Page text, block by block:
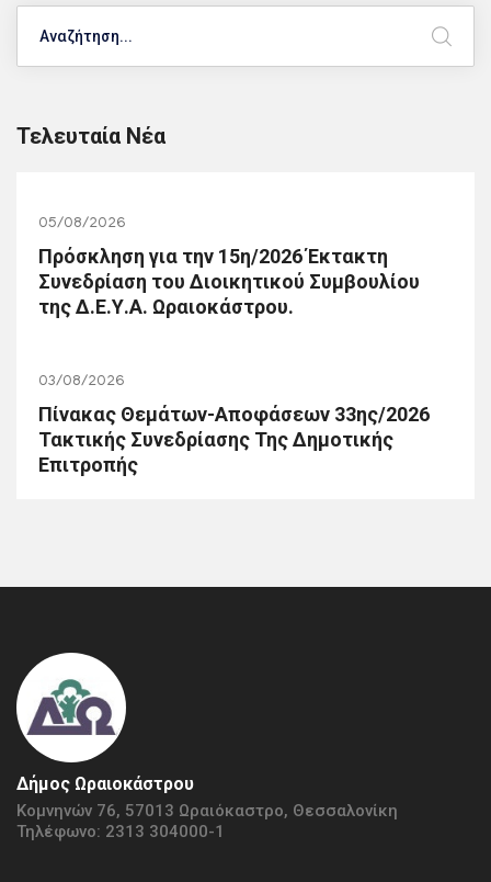
Τελευταία Νέα
05/08/2026
Πρόσκληση για την 15η/2026 Έκτακτη
Συνεδρίαση του Διοικητικού Συμβουλίου
της Δ.Ε.Υ.Α. Ωραιοκάστρου.
03/08/2026
Πίνακας Θεμάτων-Αποφάσεων 33ης/2026
Τακτικής Συνεδρίασης Της Δημοτικής
Επιτροπής
Δήμος Ωραιοκάστρου
Κομνηνών 76, 57013 Ωραιόκαστρο, Θεσσαλονίκη
Τηλέφωνο: 2313 304000-1